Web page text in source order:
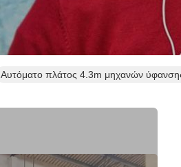
Αυτόματο πλάτος 4.3m μηχανών